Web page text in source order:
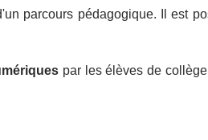
parcours pédagogique. Il est
par les élèves de